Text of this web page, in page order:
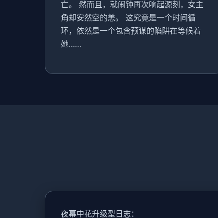
亡。 然而且，就闹钟再次响起源刻，女主
角却安然空的恙。 这究竟是一个时间循
环，依然是一个包含预谋的陷阱在等候着
她……
夜幕中花升级型日志：